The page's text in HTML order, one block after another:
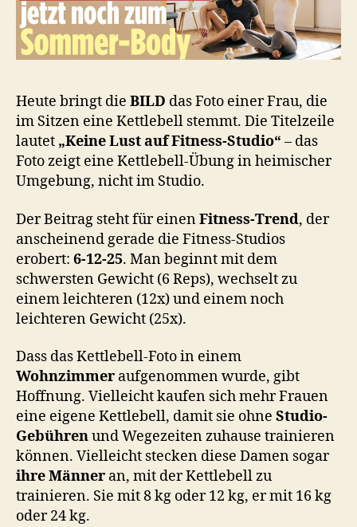
Heute bringt die BILD das Foto einer Frau, die
im Sitzen eine Kettlebell stemmt. Die Titelzeile
lautet „Keine Lust auf Fitness-Studio“ – das
Foto zeigt eine Kettlebell-Übung in heimischer
Umgebung, nicht im Studio.
Der Beitrag steht für einenFitness-Trend, der
anscheinend gerade die Fitness-Studios
erobert: 6-12-25. Man beginnt mit dem
schwersten Gewicht (6 Reps), wechselt zu
einem leichteren (12x) und einem noch
leichteren Gewicht (25x).
Dass das Kettlebell-Foto in einem
Wohnzimmer aufgenommen wurde, gibt
Hoffnung. Vielleicht kaufen sich mehr Frauen
eine eigene Kettlebell, damit sie ohne Studio-
Gebührenund Wegezeiten zuhause trainieren
können. Vielleicht stecken diese Damen sogar
ihre Männer an, mit der Kettlebell zu
trainieren. Sie mit 8 kg oder 12 kg, er mit 16 kg
oder 24 kg.